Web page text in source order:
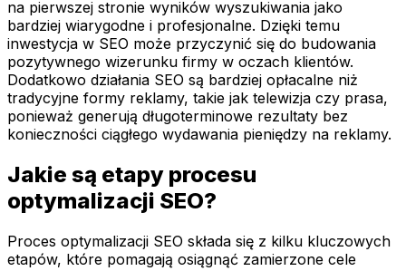
na pierwszej stronie wyników wyszukiwania jako
bardziej wiarygodne i profesjonalne. Dzięki temu
inwestycja w SEO może przyczynić się do budowania
pozytywnego wizerunku firmy w oczach klientów.
Dodatkowo działania SEO są bardziej opłacalne niż
tradycyjne formy reklamy, takie jak telewizja czy prasa,
ponieważ generują długoterminowe rezultaty bez
konieczności ciągłego wydawania pieniędzy na reklamy.
Jakie są etapy procesu
optymalizacji SEO?
Proces optymalizacji SEO składa się z kilku kluczowych
etapów, które pomagają osiągnąć zamierzone cele